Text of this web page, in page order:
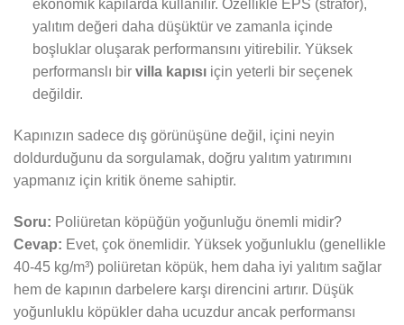
ekonomik kapılarda kullanılır. Özellikle EPS (strafor),
yalıtım değeri daha düşüktür ve zamanla içinde
boşluklar oluşarak performansını yitirebilir. Yüksek
performanslı bir villa kapısıiçin yeterli bir seçenek
değildir.
Kapınızın sadece dış görünüşüne değil, içini neyin
doldurduğunu da sorgulamak, doğru yalıtım yatırımını
yapmanız için kritik öneme sahiptir.
Soru: Poliüretan köpüğün yoğunluğu önemli midir?
Cevap: Evet, çok önemlidir. Yüksek yoğunluklu (genellikle
40-45 kg/m³) poliüretan köpük, hem daha iyi yalıtım sağlar
hem de kapının darbelere karşı direncini artırır. Düşük
yoğunluklu köpükler daha ucuzdur ancak performansı